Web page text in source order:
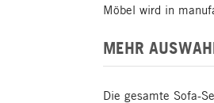
Möbel wird in
MEHR
Die gesamte Sofa-